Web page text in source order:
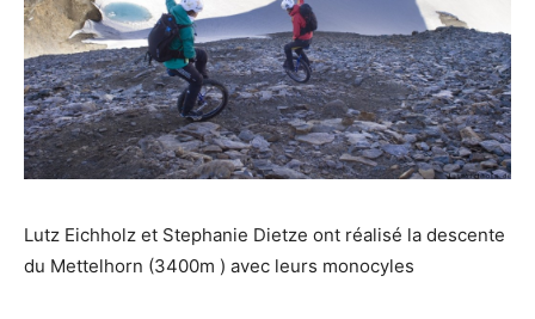
Lutz Eichholz et Stephanie Dietze ont réalisé la descente
du Mettelhorn (3400m ) avec leurs monocyles